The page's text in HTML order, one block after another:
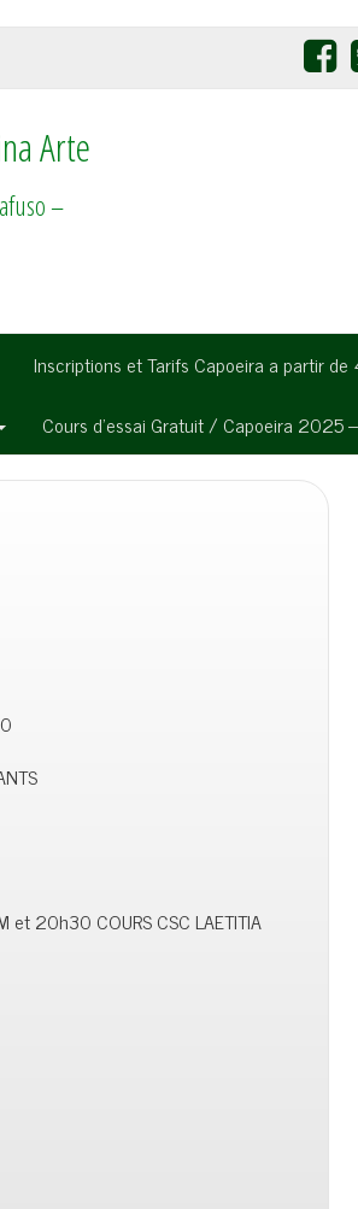
Arte
–
Inscriptions et Tarifs Capoeira a partir de
Cours d’essai Gratuit / Capoeira 2025
et 20h30 COURS CSC LAETITIA